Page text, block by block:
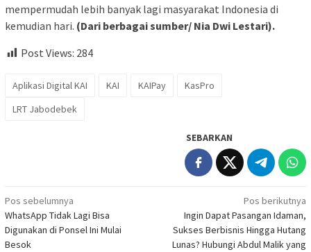
mempermudah lebih banyak lagi masyarakat Indonesia di
kemudian hari. (Dari berbagai sumber/ Nia Dwi Lestari).
Post Views: 284
Aplikasi Digital KAI KAI KAIPay
KasPro
LRT Jabodebek
SEBARKAN
Navigasi
pos
Pos sebelumnya
WhatsApp Tidak Lagi Bisa
Digunakan di Ponsel Ini Mulai
Besok
Pos berikutnya
Ingin Dapat Pasangan Idaman,
Sukses Berbisnis Hingga Hutang
Lunas? Hubungi Abdul Malik yang